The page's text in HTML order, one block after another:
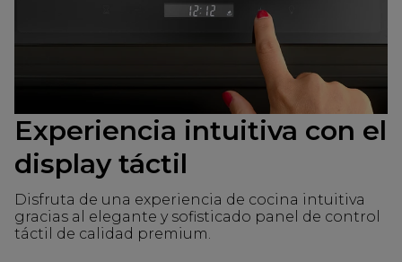
Experiencia intuitiva con el
display táctil
Disfruta de una experiencia de cocina intuitiva
gracias al elegante y sofisticado panel de control
táctil de calidad premium.